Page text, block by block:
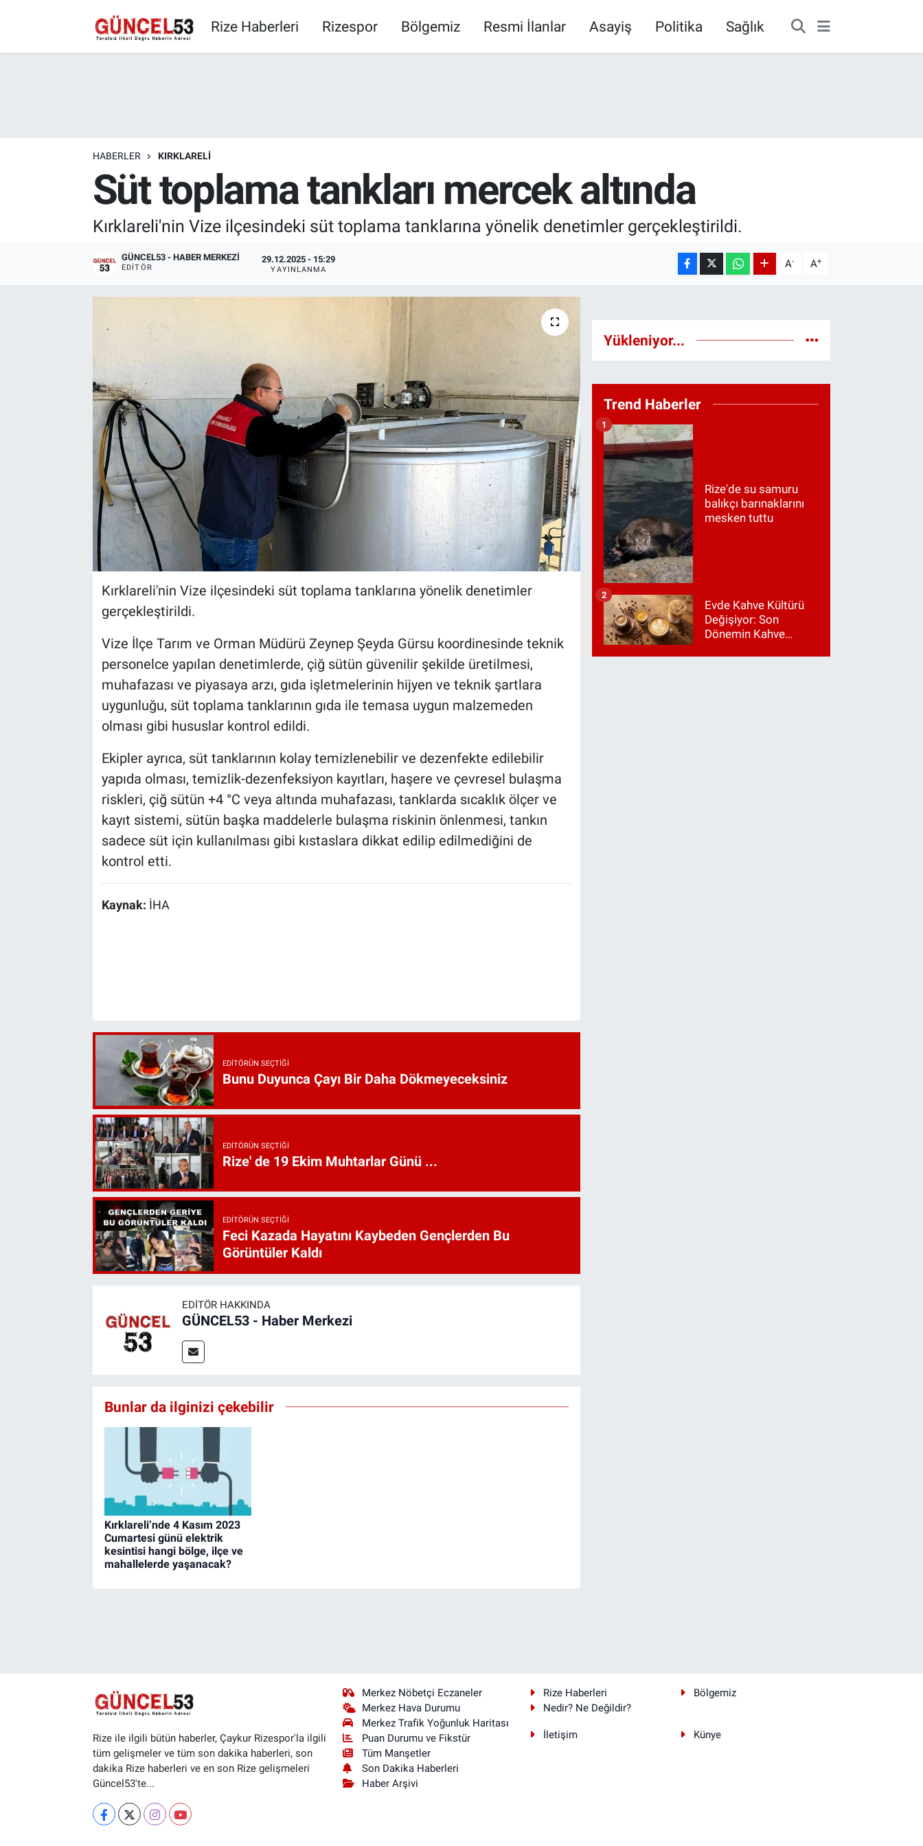
Rize Haberleri Rizespor Bölgemiz Resmi İlanlar Asayiş Politika Sağlık
HABERLER KIRKLARELI
Süt toplama tankları mercek altında
Kırklareli'nin Vize ilçesindeki süt toplama tanklarına yönelik denetimler gerçekleştirildi.
GÜNCEL53 - HABER MERKEZI
EDITÖR
29.12.2025 - 15:29
YAYINLANMA A- A+
Kırklareli'nin Vize ilçesindeki süt toplama tanklarına yönelik denetimler
gerçekleştirildi.
Vize İlçe Tarım ve Orman Müdürü Zeynep Şeyda Gürsu koordinesinde teknik
personelce yapılan denetimlerde, çiğ sütün güvenilir şekilde üretilmesi,
muhafazası ve piyasaya arzı, gıda işletmelerinin hijyen ve teknik şartlara
uygunluğu, süt toplama tanklarının gıda ile temasa uygun malzemeden
olması gibi hususlar kontrol edildi.
Ekipler ayrıca, süt tanklarının kolay temizlenebilir ve dezenfekte edilebilir
yapıda olması, temizlik-dezenfeksiyon kayıtları, haşere ve çevresel bulaşma
riskleri, çiğ sütün +4 °C veya altında muhafazası, tanklarda sıcaklık ölçer ve
kayıt sistemi, sütün başka maddelerle bulaşma riskinin önlenmesi, tankın
sadece süt için kullanılması gibi kıstaslara dikkat edilip edilmediğini de
kontrol etti.
Kaynak: İHA
EDITÖRÜN SEÇTIĞI
Bunu Duyunca Çayı Bir Daha Dökmeyeceksiniz
EDITÖRÜN SEÇTIĞI
Rize' de 19 Ekim Muhtarlar Günü ...
EDITÖRÜN SEÇTIĞI
Feci Kazada Hayatını Kaybeden Gençlerden Bu
Görüntüler Kaldı
EDITÖR HAKKINDA
GÜNCEL53 - Haber Merkezi
Bunlar da ilginizi çekebilir
Kırklareli’nde 4 Kasım 2023
Cumartesi günü elektrik
kesintisi hangi bölge, ilçe ve
mahallelerde yaşanacak?
Yükleniyor...
Trend Haberler
Rize'de su samuru
balıkçı barınaklarını
mesken tuttu
1
Evde Kahve Kültürü
Değişiyor: Son
Dönemin Kahve
2
Rize ile ilgili bütün haberler, Çaykur Rizespor'la ilgili
tüm gelişmeler ve tüm son dakika haberleri, son
dakika Rize haberleri ve en son Rize gelişmeleri
Güncel53'te...
Merkez Nöbetçi Eczaneler
Merkez Hava Durumu
Merkez Trafik Yoğunluk Haritası
Puan Durumu ve Fikstür
Tüm Manşetler
Son Dakika Haberleri
Haber Arşivi
Rize Haberleri
Bölgemiz
Nedir? Ne Değildir?
İletişim Künye